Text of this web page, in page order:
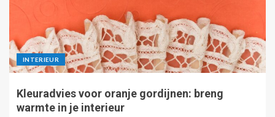
INTERIEUR
Kleuradvies voor oranje gordijnen: breng
warmte in je interieur